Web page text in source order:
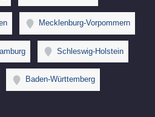
Mecklenburg-Vorpommern
Schleswig-Holstein
Baden-Württemberg